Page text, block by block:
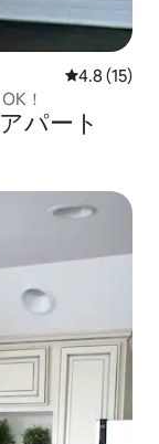
レビュー15
4.8 (15)
！
パート